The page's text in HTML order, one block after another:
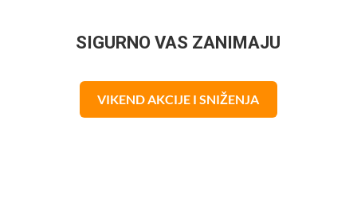
SIGURNO VAS ZANIMAJU
VIKEND AKCIJE I SNIŽENJA